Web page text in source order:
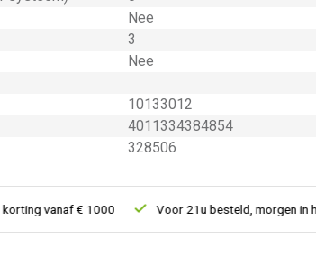
Nee
3
Nee
10133012
4011334384854
328506
vanaf € 1000 Voor 21u besteld, morgen in huis*